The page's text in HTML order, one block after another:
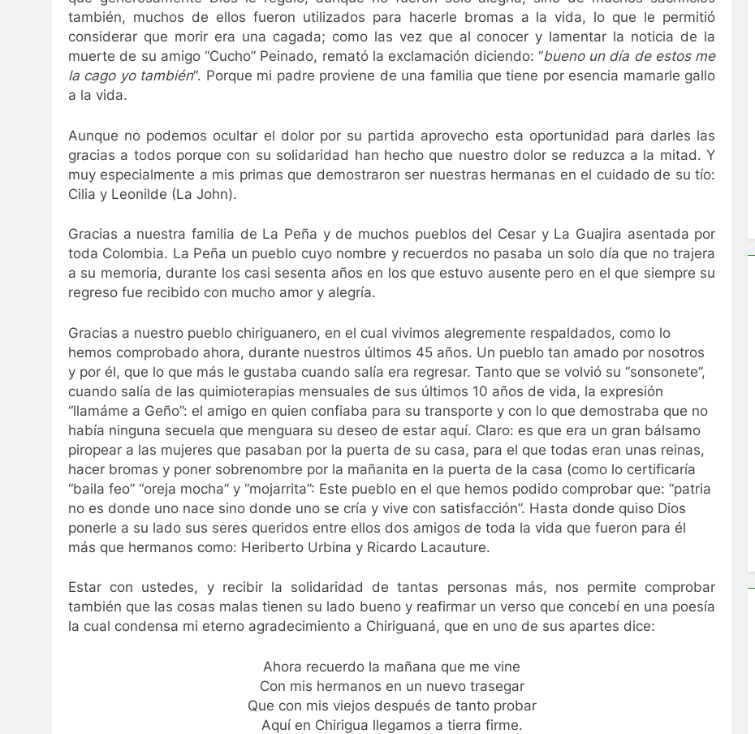
Díaz: 80 capítulos de amor Gustavo Petro anuncia la salida de los ministros de Educación, Deporte y Cultura
3 Años Ago
también, muchos de ellos fueron utilizados para hacerle bromas a la vida, lo que le permitió
considerar que morir era una cagada; como las vez que al conocer y lamentar la noticia de la
muerte de su amigo “Cucho” Peinado, remató la exclamación diciendo: “bueno un día de estos me
la cago yo también“. Porque mi padre proviene de una familia que tiene por esencia mamarle gallo
a la vida.
Aunque no podemos ocultar el dolor por su partida aprovecho esta oportunidad para darles las
gracias a todos porque con su solidaridad han hecho que nuestro dolor se reduzca a la mitad. Y
muy especialmente a mis primas que demostraron ser nuestras hermanas en el cuidado de su tío:
Cilia y Leonilde (La John).
Gracias a nuestra familia de La Peña y de muchos pueblos del Cesar y La Guajira asentada por
toda Colombia. La Peña un pueblo cuyo nombre y recuerdos no pasaba un solo día que no trajera
a su memoria, durante los casi sesenta años en los que estuvo ausente pero en el que siempre su
regreso fue recibido con mucho amor y alegría.
Gracias a nuestro pueblo chiriguanero, en el cual vivimos alegremente respaldados, como lo
hemos comprobado ahora, durante nuestros últimos 45 años. Un pueblo tan amado por nosotros
y por él, que lo que más le gustaba cuando salía era regresar. Tanto que se volvió su “sonsonete”,
cuando salía de las quimioterapias mensuales de sus últimos 10 años de vida, la expresión
“llamáme a Geño”: el amigo en quien confiaba para su transporte y con lo que demostraba que no
había ninguna secuela que menguara su deseo de estar aquí. Claro: es que era un gran bálsamo
piropear a las mujeres que pasaban por la puerta de su casa, para el que todas eran unas reinas,
hacer bromas y poner sobrenombre por la mañanita en la puerta de la casa (como lo certificaría
“baila feo” “oreja mocha” y “mojarrita”: Este pueblo en el que hemos podido comprobar que: “patria
no es donde uno nace sino donde uno se cría y vive con satisfacción”. Hasta donde quiso Dios
ponerle a su lado sus seres queridos entre ellos dos amigos de toda la vida que fueron para él
más que hermanos como: Heriberto Urbina y Ricardo Lacauture.
Estar con ustedes, y recibir la solidaridad de tantas personas más, nos permite comprobar
también que las cosas malas tienen su lado bueno y reafirmar un verso que concebí en una poesía
la cual condensa mi eterno agradecimiento a Chiriguaná, que en uno de sus apartes dice:
Ahora recuerdo la mañana que me vine
Con mis hermanos en un nuevo trasegar
Que con mis viejos después de tanto probar
Aquí en Chirigua llegamos a tierra firme.